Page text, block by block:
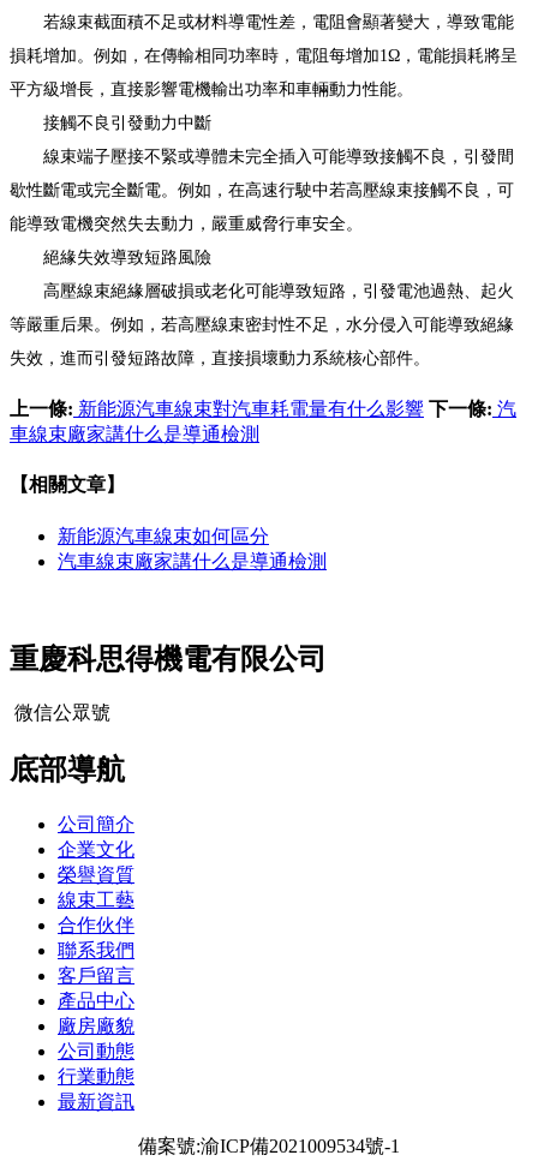
若線束截面積不足或材料導電性差，電阻會顯著變大，導致電能
損耗增加。例如，在傳輸相同功率時，電阻每增加1Ω，電能損耗將呈
平方級增長，直接影響電機輸出功率和車輛動力性能。
接觸不良引發動力中斷
線束端子壓接不緊或導體未完全插入可能導致接觸不良，引發間
歇性斷電或完全斷電。例如，在高速行駛中若高壓線束接觸不良，可
能導致電機突然失去動力，嚴重威脅行車安全。
絕緣失效導致短路風險
高壓線束絕緣層破損或老化可能導致短路，引發電池過熱、起火
等嚴重后果。例如，若高壓線束密封性不足，水分侵入可能導致絕緣
失效，進而引發短路故障，直接損壞動力系統核心部件。
上一條: 新能源汽車線束對汽車耗電量有什么影響 下一條: 汽
車線束廠家講什么是導通檢測
【相關文章】
新能源汽車線束如何區分
汽車線束廠家講什么是導通檢測
重慶科思得機電有限公司
微信公眾號
底部導航
公司簡介
企業文化
榮譽資質
線束工藝
合作伙伴
聯系我們
客戶留言
產品中心
廠房廠貌
公司動態
行業動態
最新資訊
備案號:渝ICP備2021009534號-1